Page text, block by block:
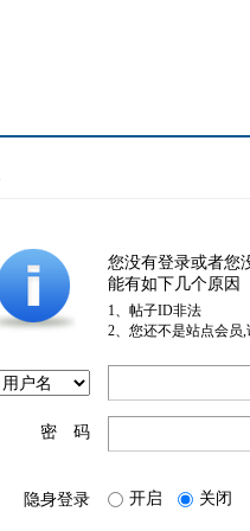
您没有登录或者您
能有如下几个原因
1、帖子ID非法
2、您还不是站点会员
密 码
隐身登录 开启 关闭